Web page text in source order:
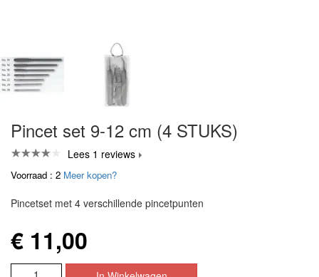
Pincet set 9-12 cm (4 STUKS)
Lees 1 reviews
Voorraad : 2 Meer kopen?
Pincetset met 4 verschillende pincetpunten
€ 11,00